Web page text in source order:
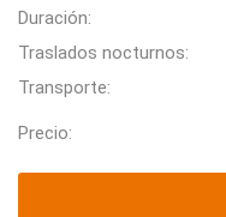
Duración:
Traslados nocturnos:
Transporte:
Precio: